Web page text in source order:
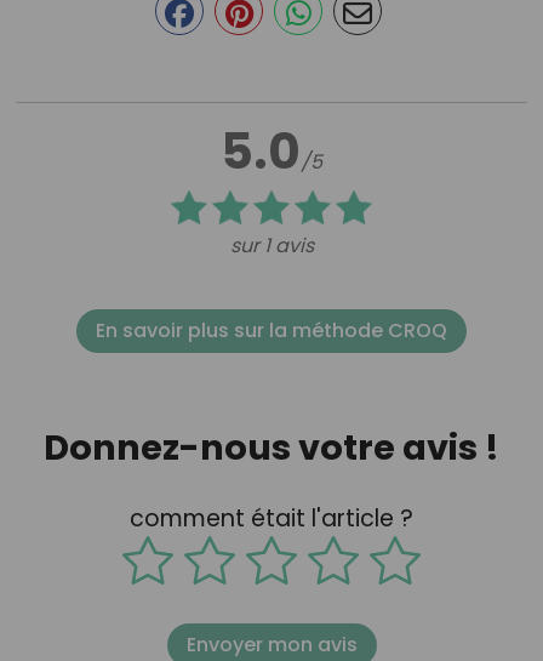
5.0/5
sur 1 avis
En savoir plus sur la méthode CROQ
Donnez-nous votre avis !
comment était l'article ?
Envoyer mon avis